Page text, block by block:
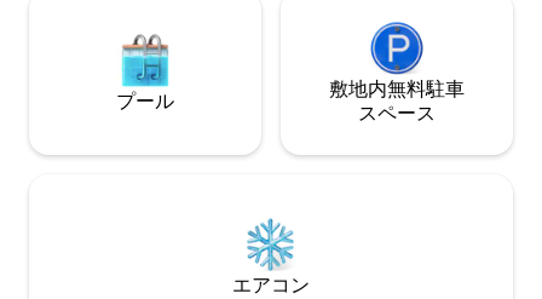
ビングエリアでリラックスしてくださ
い。無料の薪は季節限定（10月から4月）
です。煙突の煙道はその時期に開き、季
節の終わりに閉じられます。 キッチン＆
ダイニング ミニ冷蔵庫、2口ガスコンロ、
対流オーブンとしても機能する電子レン
理を作りましょう。ゲスト用の鍋やフラ
イパンもご用意しています。 食事の準備
ができたら、4人掛けのダイニングテーブ
ルに集まりましょう。キッチンバーには2
気球、ゴルフ、テ
クなど、あらゆる
ティビティがあり
ストラン、ショッ
ートフィルムシリ
ショップ。誰にで
プール
敷地内無料駐⁠車
ス⁠ペ⁠ー⁠ス
エアコン